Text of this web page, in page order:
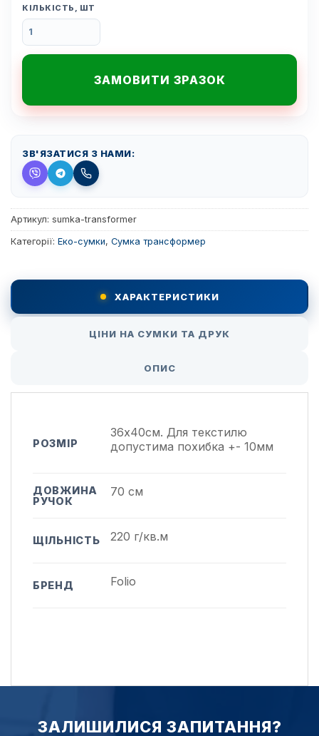
КІЛЬКІСТЬ, ШТ
ЗАМОВИТИ ЗРАЗОК
ЗВ'ЯЗАТИСЯ З НАМИ:
Артикул: sumka-transformer
Категорії: Еко-сумки, Сумка трансформер
ХАРАКТЕРИСТИКИ
ЦІНИ НА СУМКИ ТА ДРУК
ОПИС
РОЗМІР
36х40см. Для текстилю
допустима похибка +- 10мм
ДОВЖИНА
РУЧОК
70 см
ЩІЛЬНІСТЬ 220 г/кв.м
БРЕНД Folio
ЗАЛИШИЛИСЯ ЗАПИТАННЯ?